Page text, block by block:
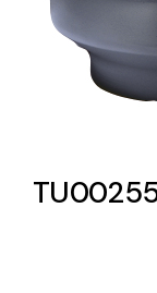
Lighting